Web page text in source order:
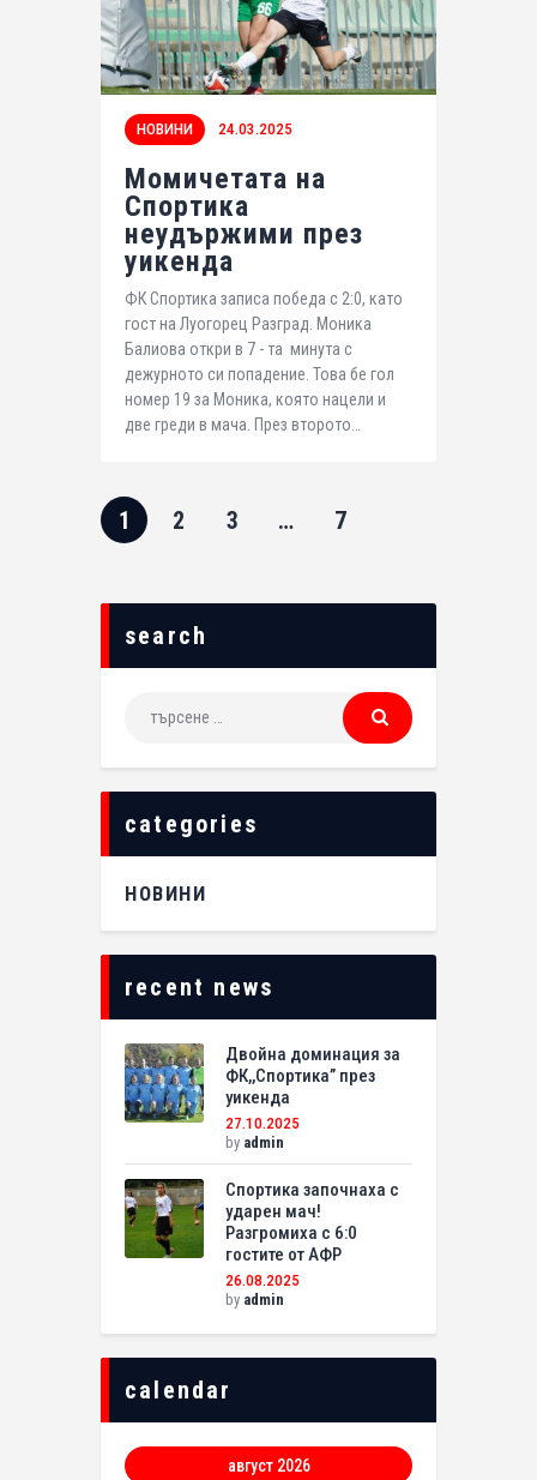
НОВИНИ 24.03.2025
Момичетата на
Спортика
неудържими през
уикенда
ФК Спортика записа победа с 2:0, като
гост на Луогорец Разград. Моника
Балиова откри в 7 - та минута с
дежурното си попадение. Това бе гол
номер 19 за Моника, която нацели и
две греди в мача. През второто…
1 2 3 … 7
search
categories
НОВИНИ
recent news
Двойна доминация за
ФК,,Спортика” през
уикенда
27.10.2025
by admin
Спортика започнаха с
ударен мач!
Разгромиха с 6:0
гостите от АФР
26.08.2025
by admin
calendar
август 2026